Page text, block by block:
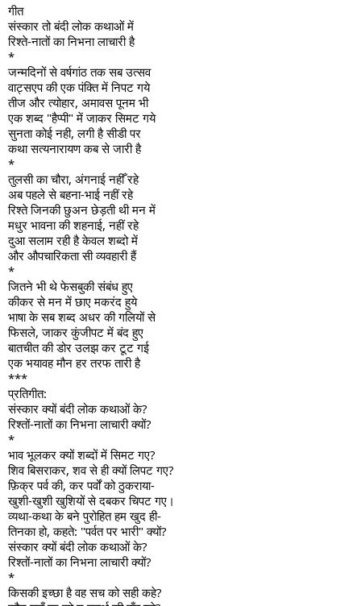
गीत
संस्कार तो बंदी लोक कथाओं में
रिश्ते-नातों का निभना लाचारी है
*
जन्मदिनों से वर्षगांठ तक सब उत्सव
वाट्सएप की एक पंक्ति में निपट गये
तीज और त्योहार, अमावस पूनम भी
एक शब्द "हैप्पी" में जाकर सिमट गये
सुनता कोई नही, लगी है सीडी पर
कथा सत्यनारायण कब से जारी है
*
तुलसी का चौरा, अंगनाई नहीँ रहे
अब पहले से ब​हना-भाई नहीं रहे
रिश्ते जिनकी छुअन छेड़ती थी मन में
मधुर भावना की शहनाई, नहीं रहे
दुआ सलाम रही है केवल शब्दो में
और औपचारिकता सी व्यवहारी हैं
*
जितने भी थे फेसबुकी संबंध हुए
कीकर से मन में छाए मकरंद हुये
भाषा के सब शब्द अधर की गलियों से
फिसले, जाकर कुंजीपट में बंद हुए
बातचीत की डोर उलझ कर टूट गई
एक भयावह मौन हर तरफ तारी है
***
प्रतिगीत:
संस्कार क्यों बंदी लोक कथाओं के?
रिश्तों-नातों का निभना लाचारी क्यों?
*
भाव भूलकर क्यों शब्दों में सिमट गए?
शिव बिसराकर, शव से ही क्यों लिपट गए?
फ़िक्र पर्व की, कर पर्वों को ठुकराया-
खुशी-खुशी खुशियों से दबकर चिपट गए।
व्यथा-कथा के बने पुरोहित हम खुद ही-
तिनका हो, कहते: "पर्वत पर भारी" क्यों?
संस्कार क्यों बंदी लोक कथाओं के?
रिश्तों-नातों का निभना लाचारी क्यों?
*
किसकी इच्छा है वह सच को सही कहे?